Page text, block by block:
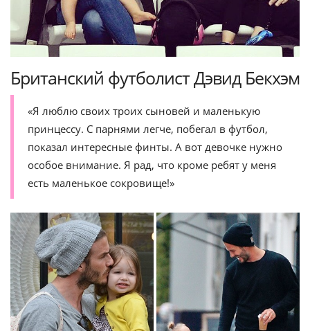
Британский футболист Дэвид Бекхэм
«Я люблю своих троих сыновей и маленькую
принцессу. С парнями легче, побегал в футбол,
показал интересные финты. А вот девочке нужно
особое внимание. Я рад, что кроме ребят у меня
есть маленькое сокровище!»